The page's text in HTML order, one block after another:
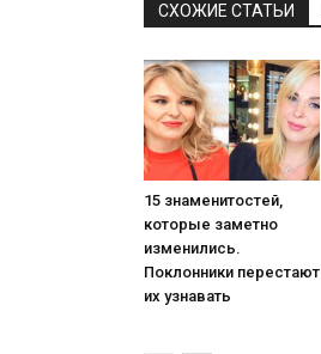
СХОЖИЕ СТАТЬИ
15 знаменитостей,
которые заметно
изменились.
Поклонники перестают
их узнавать